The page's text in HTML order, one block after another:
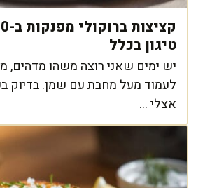
טיגון בכלל
יש ימים שאני רוצה משהו מדהים,
לעמוד מעל מחבת עם שמן. בדיוק
אצלי ...